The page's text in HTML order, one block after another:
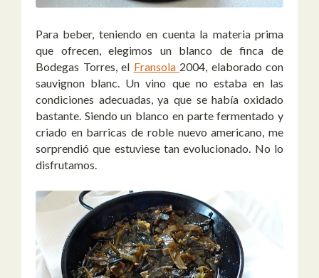
Para beber, teniendo en cuenta la materia prima
que ofrecen, elegimos un blanco de finca de
Bodegas Torres, el Fransola 2004, elaborado con
sauvignon blanc. Un vino que no estaba en las
condiciones adecuadas, ya que se había oxidado
bastante. Siendo un blanco en parte fermentado y
criado en barricas de roble nuevo americano, me
sorprendió que estuviese tan evolucionado. No lo
disfrutamos.